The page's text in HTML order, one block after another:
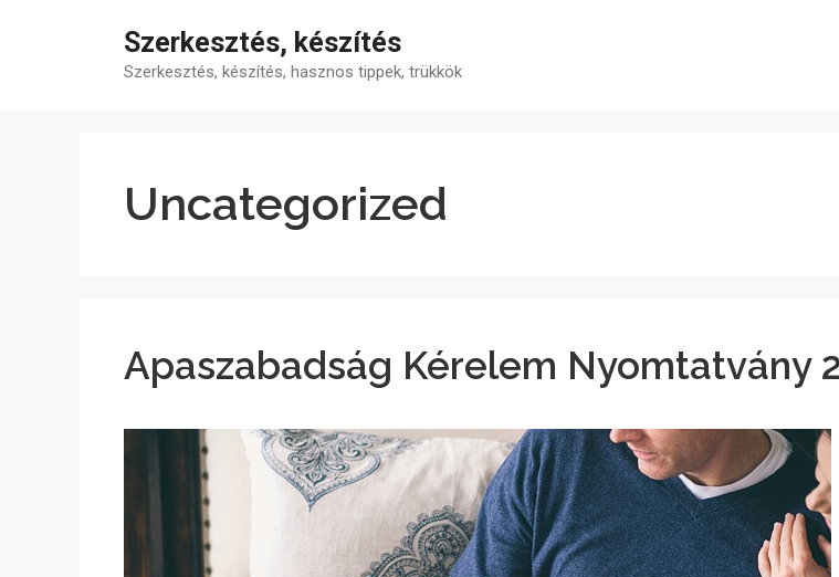
Szerkesztés, készítés
Szerkesztés, készítés, hasznos tippek, trükkök
Uncategorized
Apaszabadság Kérelem Nyomtatvány